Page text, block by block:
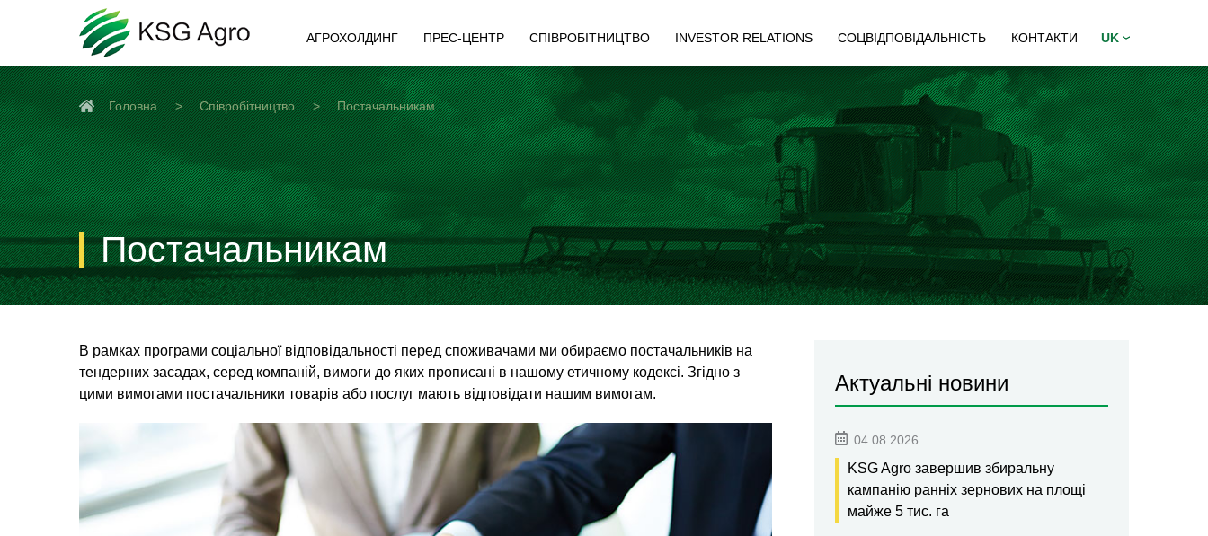
АГРОХОЛДИНГ ПРЕС-ЦЕНТР СПІВРОБІТНИЦТВО INVESTOR RELATIONS СОЦВІДПОВІДАЛЬНІСТЬ КОНТАКТИ UK
Головна Співробітництво Постачальникам
Постачальникам
В рамках програми соціальної відповідальності перед споживачами ми обираємо постачальників на
тендерних засадах, серед компаній, вимоги до яких прописані в нашому етичному кодексі. Згідно з
цими вимогами постачальники товарів або послуг мають відповідати нашим вимогам.
Актуальні новини
04.08.2026
KSG Agro завершив збиральну
кампанію ранніх зернових на площі
майже 5 тис. га